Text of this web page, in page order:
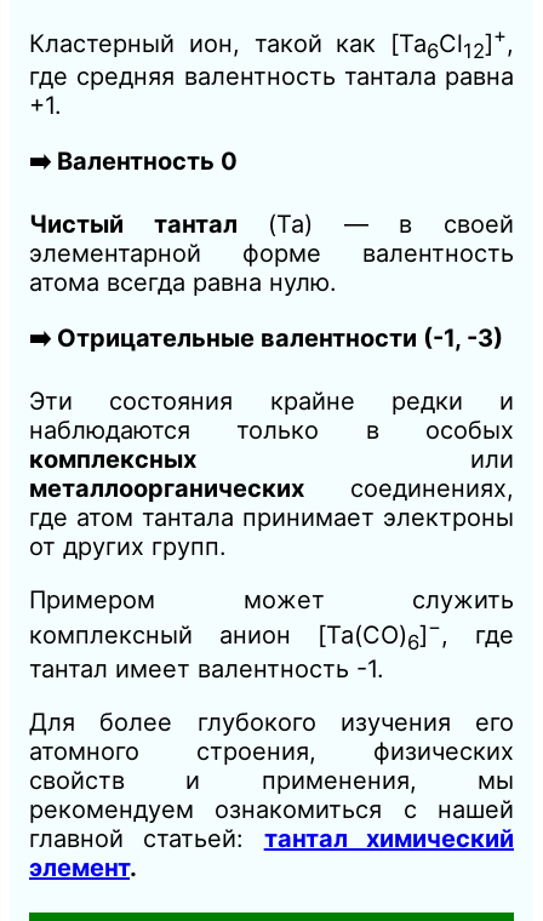
Кластерный ион, такой как [Ta6​Cl12​]+,
где средняя валентность тантала равна
+1.
➡️ Валентность 0
Чистый тантал (Ta) — в своей
элементарной форме валентность
атома всегда равна нулю.
➡️ Отрицательные валентности (-1, -3)
Эти состояния крайне редки и
наблюдаются только в особых
комплексных или
металлоорганических соединениях,
где атом тантала принимает электроны
от других групп.
Примером может служить
комплексный анион [Ta(CO)6​]−, где
тантал имеет валентность -1.
Для более глубокого изучения его
атомного строения, физических
свойств и применения, мы
рекомендуем ознакомиться с нашей
главной статьей: тантал химический
элемент.